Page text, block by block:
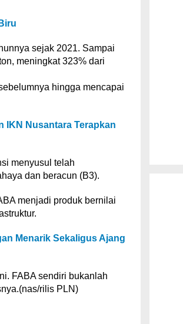
sejak 2021. Sampai
meningkat 323% dari
hingga mencapai
IKN Nusantara Terapkan
menyusul telah
dan beracun (B3).
menjadi produk bernilai
Menarik Sekaligus Ajang
FABA sendiri bukanlah
rilis PLN)